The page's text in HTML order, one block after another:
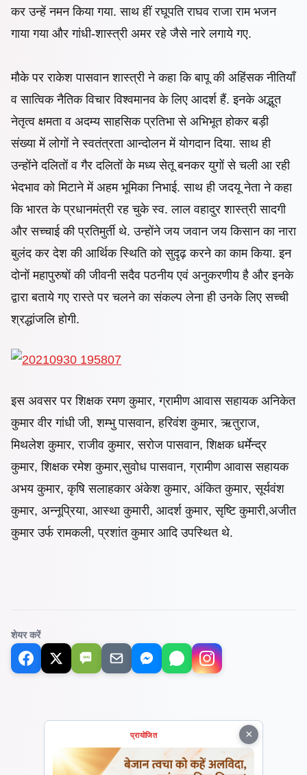
कर उन्हें नमन किया गया. साथ हीं रघूपति राघव राजा राम भजन
गाया गया और गांधी-शास्त्री अमर रहे जैसे नारे लगाये गए.
मौके पर राकेश पासवान शास्त्री ने कहा कि बापू की अहिंसक नीतियाँ
व सात्विक नैतिक विचार विश्वमानव के लिए आदर्श हैं. इनके अद्भूत
नेतृत्व क्षमता व अदम्य साहसिक प्रतिभा से अभिभूत होकर बड़ी
संख्या में लोगों ने स्वतंत्रता आन्दोलन में योगदान दिया. साथ ही
उन्होंने दलितों व गैर दलितों के मध्य सेतू बनकर युगों से चली आ रही
भेदभाव को मिटाने में अहम भूमिका निभाई. साथ ही जदयू नेता ने कहा
कि भारत के प्रधानमंत्री रह चुके स्व. लाल वहादुर शास्त्री सादगी
और सच्चाई की प्रतिमुर्ती थे. उन्होंने जय जवान जय किसान का नारा
बुलंद कर देश की आर्थिक स्थिति को सुदृढ़ करने का काम किया. इन
दोनों महापुरुषों की जीवनी सदैव पठनीय एवं अनुकरणीय है और इनके
द्वारा बताये गए रास्ते पर चलने का संकल्प लेना ही उनके लिए सच्ची
श्रद्धांजलि होगी.
इस अवसर पर शिक्षक रमण कुमार, ग्रामीण आवास सहायक अनिकेत
कुमार वीर गांधी जी, शम्भु पासवान, हरिवंश कुमार, ऋतुराज,
मिथलेश कुमार, राजीव कुमार, सरोज पासवान, शिक्षक धर्मेन्द्र
कुमार, शिक्षक रमेश कुमार,सुवोध पासवान, ग्रामीण आवास सहायक
अभय कुमार, कृषि सलाहकार अंकेश कुमार, अंकित कुमार, सूर्यवंश
कुमार, अन्नूप्रिया, आस्था कुमारी, आदर्श कुमार, सृष्टि कुमारी,अजीत
कुमार उर्फ रामकली, प्रशांत कुमार आदि उपस्थित थे.
शेयर करें
SMS
×
प्रायोजित